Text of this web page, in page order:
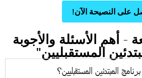
على النصيحة الآن!
- أهم الأسئلة والأجوبة
المستقبليين"
المبتدئين المستقبليين؟